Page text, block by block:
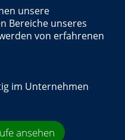
unsere
Bereiche unseres
von erfahrenen
im Unternehmen
ansehen